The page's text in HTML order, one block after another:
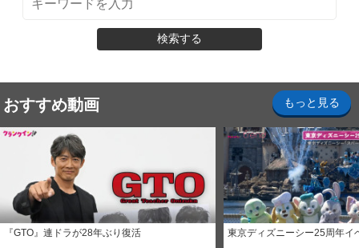
検索する
おすすめ動画 もっと見る
『GTO』連ドラが28年ぶり復活 東京ディズニーシー25周年イ